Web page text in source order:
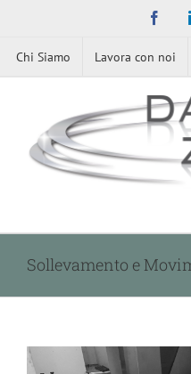
Chi Siamo Lavora con noi
Sollevamento e